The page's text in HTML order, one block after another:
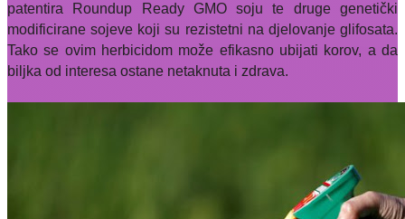
patentira Roundup Ready GMO soju te druge genetički
modificirane sojeve koji su rezistetni na djelovanje glifosata.
Tako se ovim herbicidom može efikasno ubijati korov, a da
biljka od interesa ostane netaknuta i zdrava.